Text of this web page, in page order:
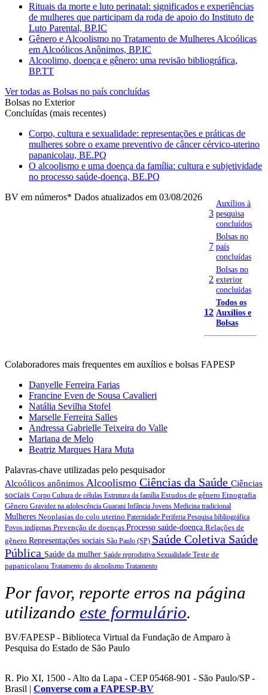
Rituais da morte e luto perinatal: significados e experiências
de mulheres que participam da roda de apoio do Instituto de
Luto Parental, BP.IC
Gênero e Alcoolismo no Tratamento de Mulheres Alcoólicas
em Alcoólicos Anônimos, BP.IC
Alcoolimo, doença e gênero: uma revisão bibliográfica,
BP.TT
Ver todas as Bolsas no país concluídas
Bolsas no Exterior
Concluídas (mais recentes)
Corpo, cultura e sexualidade: representações e práticas de
mulheres sobre o exame preventivo de câncer cérvico-uterino
papanicolau, BE.PQ
O alcoolismo e uma doença da família: cultura e subjetividade
no processo saúde-doença, BE.PQ
BV em números* Dados atualizados em 03/08/2026
3
Auxílios à
pesquisa
concluídos
7
Bolsas no
país
concluídas
2
Bolsas no
exterior
concluídas
12
Todos os
Auxílios e
Bolsas
Colaboradores mais frequentes em auxílios e bolsas FAPESP
Danyelle Ferreira Farias
Francine Even de Sousa Cavalieri
Natália Sevilha Stofel
Marselle Ferreira Salles
Andressa Gabrielle Teixeira do Valle
Mariana de Melo
Beatriz Marques Hara Muta
Palavras-chave utilizadas pelo pesquisador
Alcoólicos anônimos Alcoolismo Ciências da Saúde Ciências
sociais Corpo Cultura de células Estrutura da família Estudos de gênero Etnografia
Gênero Gravidez na adolescência Guarani Infância Jovens Medicina tradicional
Mulheres Neoplasias do colo uterino Paternidade Periferia Pesquisa bibliográfica
Povos indígenas Prevenção de doenças Processo saúde-doença Relações de
gênero Representações sociais São Paulo (SP) Saúde Coletiva Saúde
Pública Saúde da mulher Saúde reprodutiva Sexualidade Teste de
papanicolaou Tratamento do alcoolismo Tratamento
Por favor, reporte erros na página
utilizando este formulário.
BV/FAPESP - Biblioteca Virtual da Fundação de Amparo à
Pesquisa do Estado de São Paulo
R. Pio XI, 1500 - Alto da Lapa - CEP 05468-901 - São Paulo/SP -
Brasil | Converse com a FAPESP-BV